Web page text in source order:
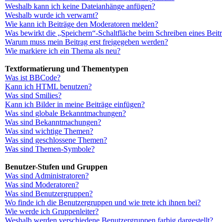
Weshalb kann ich keine Dateianhänge anfügen?
Weshalb wurde ich verwarnt?
Wie kann ich Beiträge den Moderatoren melden?
Was bewirkt die „Speichern“-Schaltfläche beim Schreiben eines
Warum muss mein Beitrag erst freigegeben werden?
Wie markiere ich ein Thema als neu?
Textformatierung und Thementypen
Was ist BBCode?
Kann ich HTML benutzen?
Was sind Smilies?
Kann ich Bilder in meine Beiträge einfügen?
Was sind globale Bekanntmachungen?
Was sind Bekanntmachungen?
Was sind wichtige Themen?
Was sind geschlossene Themen?
Was sind Themen-Symbole?
Benutzer-Stufen und Gruppen
Was sind Administratoren?
Was sind Moderatoren?
Was sind Benutzergruppen?
Wo finde ich die Benutzergruppen und wie trete ich ihnen bei?
Wie werde ich Gruppenleiter?
Weshalb werden verschiedene Benutzergruppen farbig dargestellt?